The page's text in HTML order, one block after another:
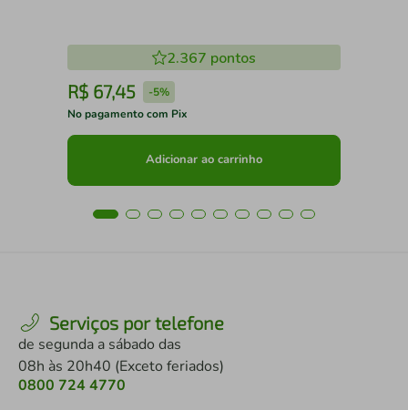
2.367 pontos
R$ 67,45 -5%
No pagamento com Pix
Adicionar ao carrinho
Serviços por telefone
de segunda a sábado das
08h às 20h40 (Exceto feriados)
0800 724 4770